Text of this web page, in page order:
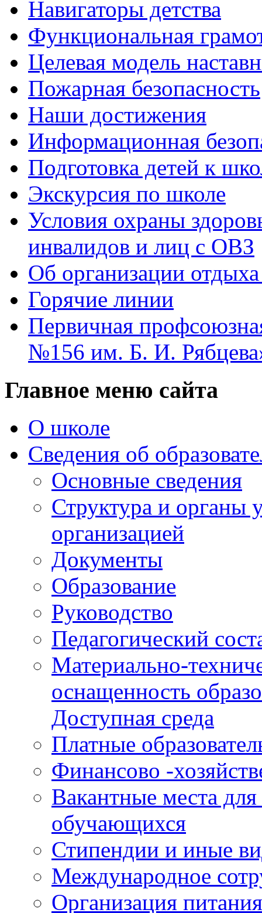
Навигаторы детства
Функциональная
Целевая модель
Пожарная безопасность
Наши достижения
Информационная
Подготовка детей к
Экскурсия по школе
Условия охраны
инвалидов и лиц с ОВЗ
Об организации
Горячие линии
Первичная
№156 им. Б. И.
Главное меню сайта
О школе
Сведения об
Основные сведения
Структура и органы
организацией
Документы
Образование
Руководство
Педагогический
Материально-
оснащенность
Доступная среда
Платные
Финансово -
Вакантные места
обучающихся
Стипендии и иные
Международное
Организация